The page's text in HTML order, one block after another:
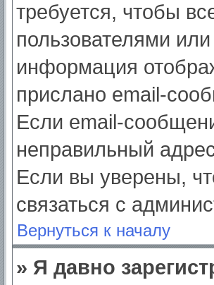
требуется, чтобы
пользователями
информация
прислано email-
Если email-
неправильный
Если вы уверены,
связаться с
Вернуться к началу
» Я давно